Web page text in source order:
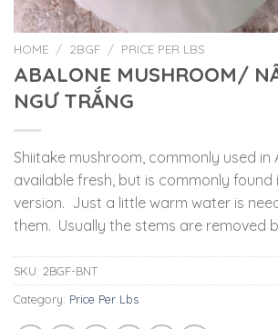
HOME / 2BGF / PRICE PER LBS
ABALONE MUSHROOM/
NGƯ TRẮNG
Shiitake mushroom, commonly used in
available fresh, but is commonly found
version. Just a little warm water is
them. Usually the stems are removed
SKU: 2BGF-BNT
Category: Price Per Lbs